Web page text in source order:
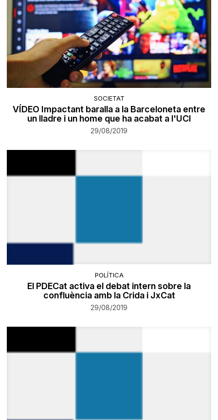
SOCIETAT
VÍDEO Impactant baralla a la Barceloneta entre
un lladre i un home que ha acabat a l'UCI
29/08/2019
POLÍTICA
El PDECat activa el debat intern sobre la
confluència amb la Crida i JxCat
29/08/2019